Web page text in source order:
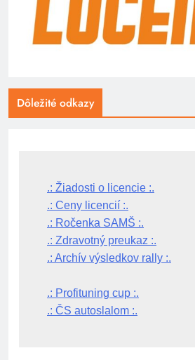
Dôležité odkazy
.: Žiadosti o licencie :.
.: Ceny licencií :.
.: Ročenka SAMŠ :.
.: Zdravotný preukaz :.
.: Archív výsledkov rally :.
.: Profituning cup :.
.: ČS autoslalom :.